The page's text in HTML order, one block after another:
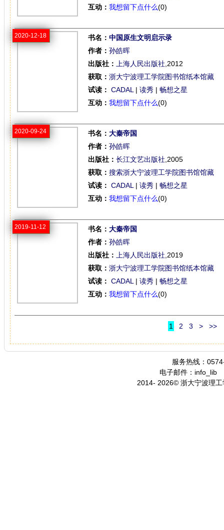
互动： 我想留下点什么(0)
2020-12-18 书名： 中国原生文明启示录
作者： 孙皓晖
出版社：
上海人民出版社 ,2012
获取： 浙大宁波理工学院图书馆纸本馆藏
试读： CADAL | 读秀 | 畅想之星
互动： 我想留下点什么(0)
2020-09-24 书名： 大秦帝国
作者： 孙皓晖
出版社： 长江文艺出版社 ,2005
获取： 搜索浙大宁波理工学院图书馆馆藏
试读： CADAL | 读秀 | 畅想之星
互动： 我想留下点什么(0)
2019-11-12 书名： 大秦帝国
作者： 孙皓晖
出版社：
上海人民出版社 ,2019
获取： 浙大宁波理工学院图书馆纸本馆藏
试读： CADAL | 读秀 | 畅想之星
互动： 我想留下点什么(0)
1 2 3 > >>
服务热线：
电子邮件：info_lib
2014- 2026© 浙大宁波理工